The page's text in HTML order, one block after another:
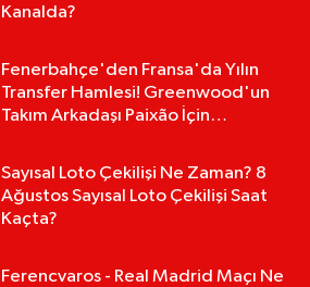
Kanalda?
Fenerbahçe'den Fransa'da Yılın
Transfer Hamlesi! Greenwood'un
Takım Arkadaşı Paixão İçin
Sayısal Loto Çekilişi Ne Zaman? 8
Ağustos Sayısal Loto Çekilişi Saat
Kaçta?
Ferencvaros - Real Madrid Maçı Ne